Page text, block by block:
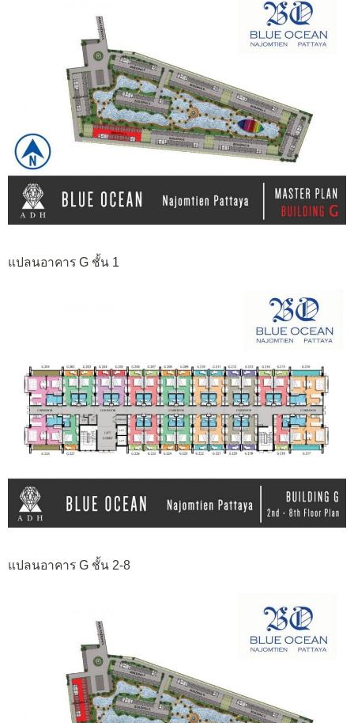
แปลนอาคาร G ชั้น 1
แปลนอาคาร G ชั้น 2-8